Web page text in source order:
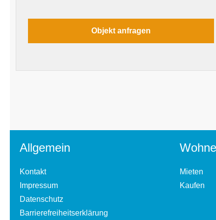
Allgemein
Kontakt
Impressum
Datenschutz
Barrierefreiheitserklärung
Mieten
Kaufen